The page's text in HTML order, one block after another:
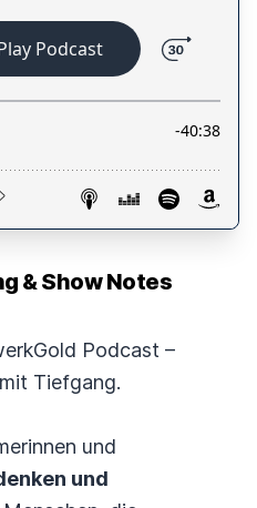
& Show Notes
Podcast –
Tiefgang.
und
und